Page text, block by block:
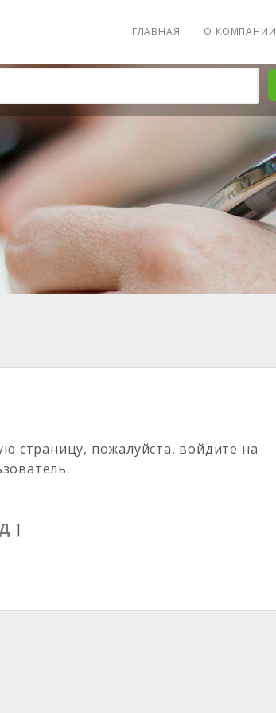
ГЛАВНАЯ О КОМПАНИИ
страницу, пожалуйста, войдите на
]